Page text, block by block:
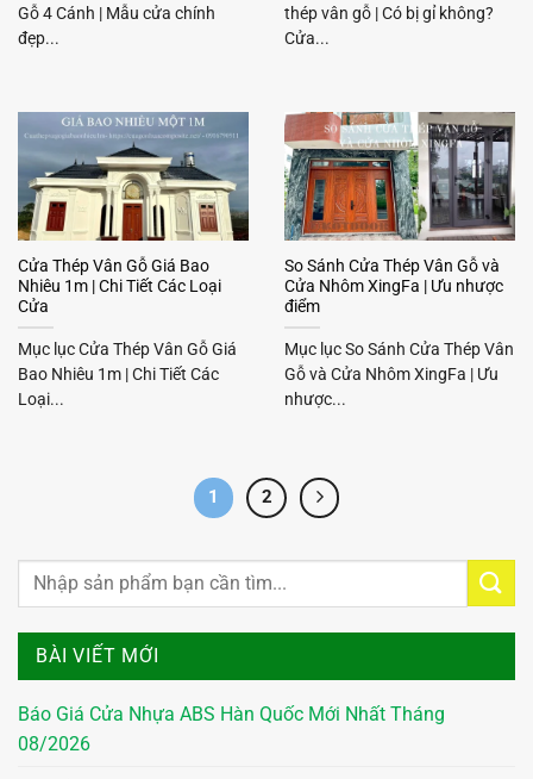
BÀI VIẾT MỚI
Báo Giá Cửa Nhựa ABS Hàn Quốc Mới Nhất Tháng
08/2026
Gỗ 4 Cánh | Mẫu cửa chính
đẹp...
thép vân gỗ | Có bị gỉ không?
Cửa...
Cửa Thép Vân Gỗ Giá Bao
Nhiêu 1m | Chi Tiết Các Loại
Cửa
Mục lục Cửa Thép Vân Gỗ Giá
Bao Nhiêu 1m | Chi Tiết Các
Loại...
So Sánh Cửa Thép Vân Gỗ và
Cửa Nhôm XingFa | Ưu nhược
điểm
Mục lục So Sánh Cửa Thép Vân
Gỗ và Cửa Nhôm XingFa | Ưu
nhược...
1 2